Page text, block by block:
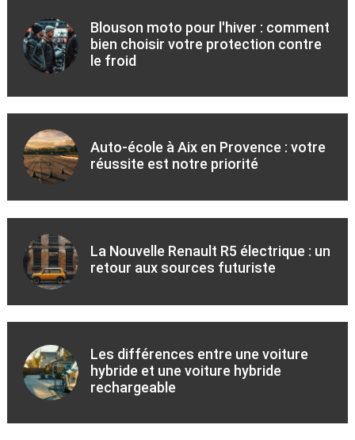
Blouson moto pour l'hiver : comment
bien choisir votre protection contre
le froid
Auto-école à Aix en Provence : votre
réussite est notre priorité
La Nouvelle Renault R5 électrique : un
retour aux sources futuriste
Les différences entre une voiture
hybride et une voiture hybride
rechargeable